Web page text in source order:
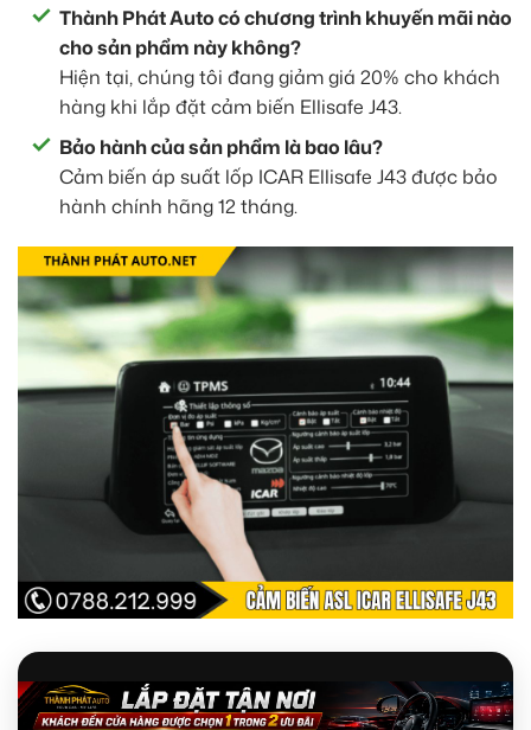
Thành Phát Auto có chương trình khuyến mãi nào
cho sản phẩm này không?
Hiện tại, chúng tôi đang giảm giá 20% cho khách
hàng khi lắp đặt cảm biến Ellisafe J43.
Bảo hành của sản phẩm là bao lâu?
Cảm biến áp suất lốp ICAR Ellisafe J43 được bảo
hành chính hãng 12 tháng.